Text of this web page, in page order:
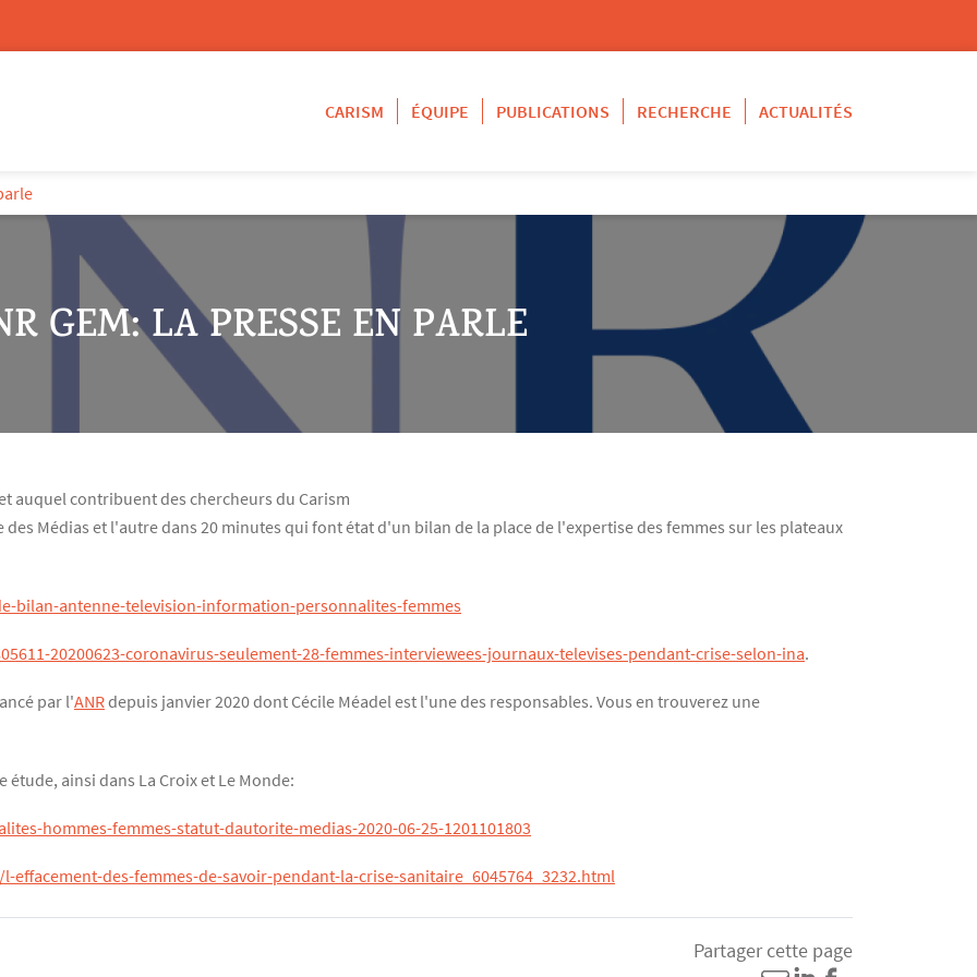
CARISM
ÉQUIPE PUBLICATIONS RECHERCHE ACTUALITÉS
GEM: LA PRESSE EN PARLE
auquel contribuent des chercheurs du Carism
Médias et l'autre dans 20 minutes qui font état d'un bilan de la place de l'expertise des femmes sur les plateaux
bilan-antenne-television-information-personnalites-femmes
20200623-coronavirus-seulement-28-femmes-interviewees-journaux-televises-pendant-crise-selon-ina.
par l'ANRdepuis janvier 2020 dont Cécile Méadel est l'une des responsables. Vous en trouverez une
ainsi dans La Croix et Le Monde:
hommes-femmes-statut-dautorite-medias-2020-06-25-1201101803
des-femmes-de-savoir-pendant-la-crise-sanitaire_6045764_3232.html
Partager cette page